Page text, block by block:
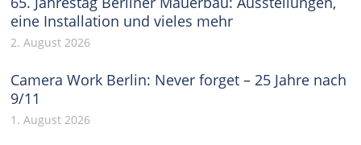
eine Installation und vieles mehr
2. August 2026
Camera Work Berlin: Never forget – 25 Jahre nach
9/11
1. August 2026